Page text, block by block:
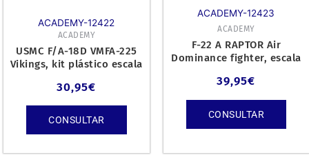
ACADEMY-12422
ACADEMY
USMC F/A-18D VMFA-225
Vikings, kit plástico escala
30,95€
CONSULTAR
ACADEMY-12423
ACADEMY
F-22 A RAPTOR Air
Dominance fighter, escala
39,95€
CONSULTAR